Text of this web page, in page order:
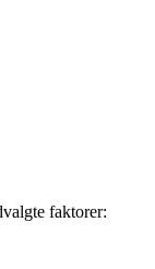
faktorer: